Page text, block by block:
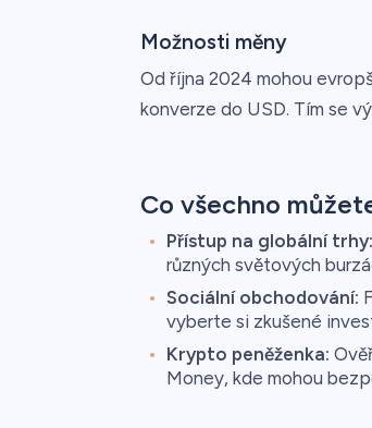
Možnosti měny
Od října 2024 mohou
konverze do USD. Tím se
Co všechno
Přístup na globální trhy:
různých světových
Sociální obchodování:
vyberte si zkušené
Krypto peněženka:
Money, kde mohou